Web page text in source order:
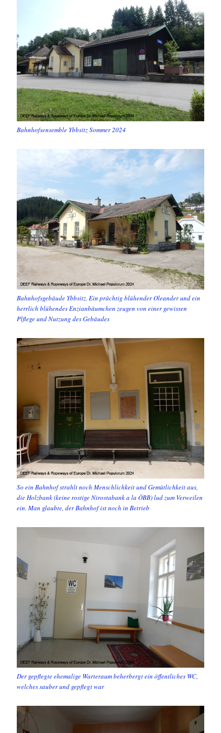
Bahnhofsensemble Ybbsitz Sommer 2024
Bahnhofsgebäude Ybbsitz. Ein prächtig blühender Oleander und ein
herrlich blühendes Enzianbäumchen zeugen von einer gewissen
Plflege und Nutzung des Gebäudes
So ein Bahnhof strahlt noch Menschlichkeit und Gemütlichkeit aus,
die Holzbank (keine rostige Nirostabank a la ÖBB) lud zum Verweilen
ein. Man glaubte, der Bahnhof ist noch in Betrieb
Der gepflegte ehemalige Warteraum beherbergt ein öffentliches WC,
welches sauber und gepflegt war